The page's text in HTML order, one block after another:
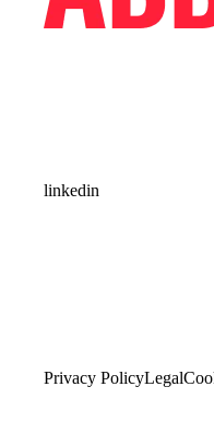
linkedin
Privacy PolicyLegal